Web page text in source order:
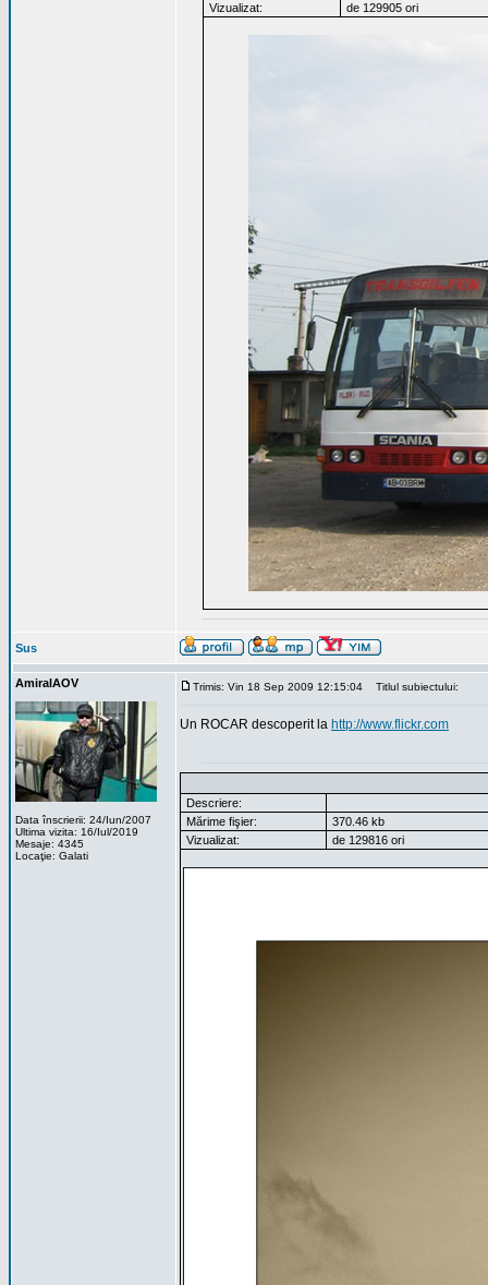
Vizualizat:
de 129905 ori
Sus
AmiralAOV
Data înscrierii: 24/Iun/2007
Ultima vizita: 16/Iul/2019
Mesaje: 4345
Locaţie: Galati
Trimis: Vin 18 Sep 2009 12:15:04 Titlul subiectului:
Un ROCAR descoperit la http://www.flickr.com
Descriere:
Mărime fişier:
370.46 kb
Vizualizat:
de 129816 ori